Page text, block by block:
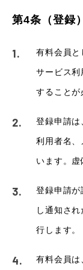
第4条（登録）
有料会員と
サービス
することが
登録申請は
利用者名
います。虚
登録申請
し通知さ
行します。
有料会員は